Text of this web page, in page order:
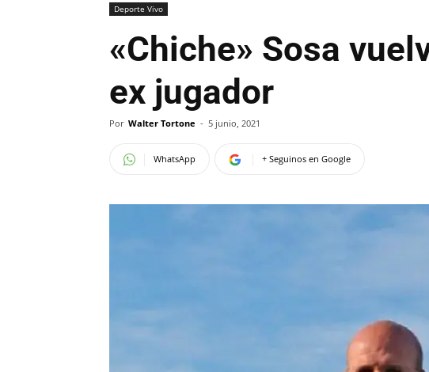
Deporte Vivo
«Chiche» Sosa
ex jugador
Por Walter Tortone - 5 junio, 2021
WhatsApp + Seguinos en Google